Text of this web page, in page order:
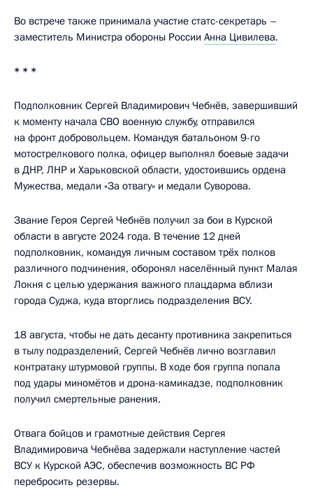
Во встрече также принимала участие статс-секретарь –
заместитель Министра обороны России Анна Цивилева.
* * *
Подполковник Сергей Владимирович Чебнёв, завершивший
к моменту начала СВО военную службу, отправился
на фронт добровольцем. Командуя батальоном 9-го
мотострелкового полка, офицер выполнял боевые задачи
в ДНР, ЛНР и Харьковской области, удостоившись ордена
Мужества, медали «За отвагу» и медали Суворова.
Звание Героя Сергей Чебнёв получил за бои в Курской
области в августе 2024 года. В течение 12 дней
подполковник, командуя личным составом трёх полков
различного подчинения, оборонял населённый пункт Малая
Локня с целью удержания важного плацдарма вблизи
города Суджа, куда вторглись подразделения ВСУ.
18 августа, чтобы не дать десанту противника закрепиться
в тылу подразделений, Сергей Чебнёв лично возглавил
контратаку штурмовой группы. В ходе боя группа попала
под удары миномётов и дрона-камикадзе, подполковник
получил смертельные ранения.
Отвага бойцов и грамотные действия Сергея
Владимировича Чебнёва задержали наступление частей
ВСУ к Курской АЭС, обеспечив возможность ВС РФ
перебросить резервы.